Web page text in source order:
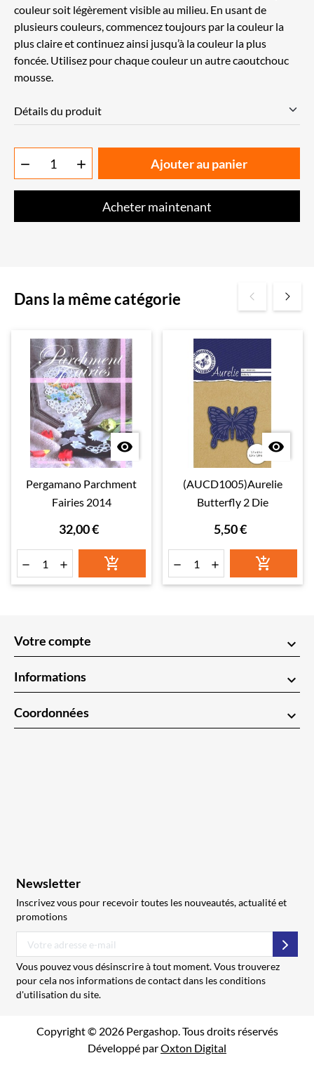
couleur soit légèrement visible au milieu. En usant de
plusieurs couleurs, commencez toujours par la couleur la
plus claire et continuez ainsi jusqu’à la couleur la plus
foncée. Utilisez pour chaque couleur un autre caoutchouc
mousse.
Détails du produit
  Ajouter au panier
Acheter maintenant
Dans la même catégorie

Pergamano Parchment
Fairies 2014
32,00 €
  

(AUCD1005)Aurelie
Butterfly 2 Die
5,50 €
  
Votre compte keyboard_arrow_down
Informations keyboard_arrow_down
Coordonnées keyboard_arrow_down
Newsletter
Inscrivez vous pour recevoir toutes les nouveautés, actualité et
promotions
Vous pouvez vous désinscrire à tout moment. Vous trouverez
pour cela nos informations de contact dans les conditions
d'utilisation du site.
Copyright © 2026 Pergashop. Tous droits réservés
Développé parOxton Digital